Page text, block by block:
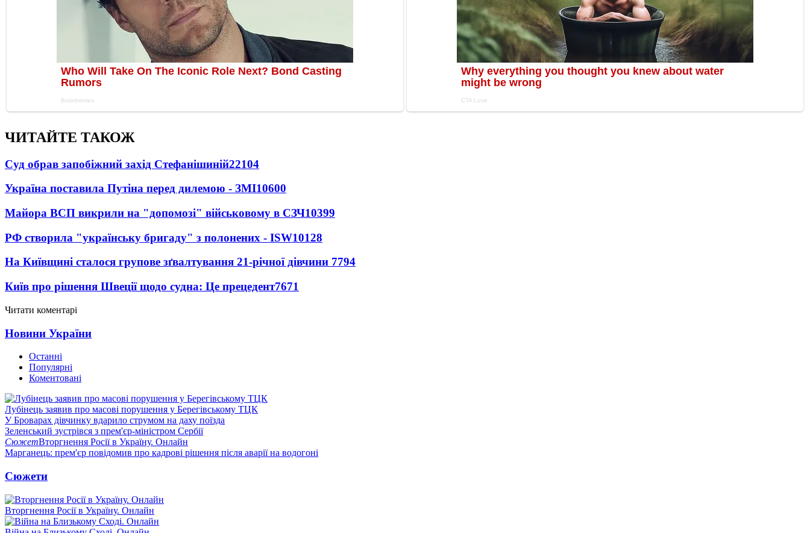
ЧИТАЙТЕ ТАКОЖ
Суд обрав запобіжний захід Стефанішиній22104
Україна поставила Путіна перед дилемою - ЗМІ10600
Майора ВСП викрили на "допомозі" військовому в СЗЧ10399
РФ створила "українську бригаду" з полонених - ISW10128
На Київщині сталося групове зґвалтування 21-річної дівчини 7794
Київ про рішення Швеції щодо судна: Це прецедент7671
Читати коментарі
Новини України
Останні
Популярні
Коментовані
Лубінець заявив про масові порушення у Берегівському ТЦК
У Броварах дівчинку вдарило струмом на даху поїзда
Зеленський зустрівся з прем'єр-міністром Сербії
СюжетВторгнення Росії в Україну. Онлайн
Марганець: прем'єр повідомив про кадрові рішення після аварії на водогоні
Сюжети
Вторгнення Росії в Україну. Онлайн